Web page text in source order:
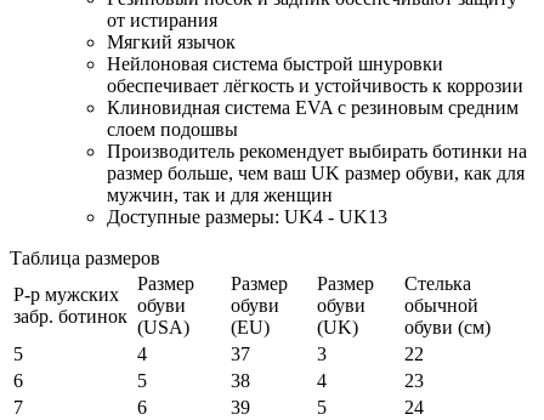
от истирания
Мягкий язычок
Нейлоновая система быстрой шнуровки
обеспечивает лёгкость и устойчивость к коррозии
Клиновидная система EVA с резиновым средним
слоем подошвы
Производитель рекомендует выбирать ботинки на
размер больше, чем ваш UK размер обуви, как для
мужчин, так и для женщин
Доступные размеры: UK4 - UK13
Таблица размеров
Р-р мужских
забр. ботинок
Размер
обуви
(USA)
Размер
обуви
(EU)
Размер
обуви
(UK)
Стелька
обычной
обуви (см)
5
4 37 3
22
6
5 38 4
23
7
6 39 5 24